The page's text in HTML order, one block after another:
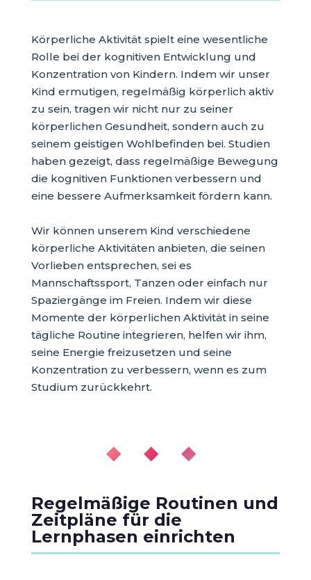
Körperliche Aktivität spielt eine wesentliche
Rolle bei der kognitiven Entwicklung und
Konzentration von Kindern. Indem wir unser
Kind ermutigen, regelmäßig körperlich aktiv
zu sein, tragen wir nicht nur zu seiner
körperlichen Gesundheit, sondern auch zu
seinem geistigen Wohlbefinden bei. Studien
haben gezeigt, dass regelmäßige Bewegung
die kognitiven Funktionen verbessern und
eine bessere Aufmerksamkeit fördern kann.
Wir können unserem Kind verschiedene
körperliche Aktivitäten anbieten, die seinen
Vorlieben entsprechen, sei es
Mannschaftssport, Tanzen oder einfach nur
Spaziergänge im Freien. Indem wir diese
Momente der körperlichen Aktivität in seine
tägliche Routine integrieren, helfen wir ihm,
seine Energie freizusetzen und seine
Konzentration zu verbessern, wenn es zum
Studium zurückkehrt.
◆ ◆ ◆
Regelmäßige Routinen und
Zeitpläne für die
Lernphasen einrichten